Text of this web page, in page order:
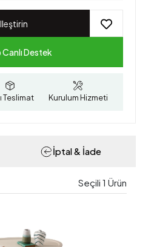
Destek
Teslimat Kurulum Hizmeti
İptal & İade
Seçili 1 Ürün